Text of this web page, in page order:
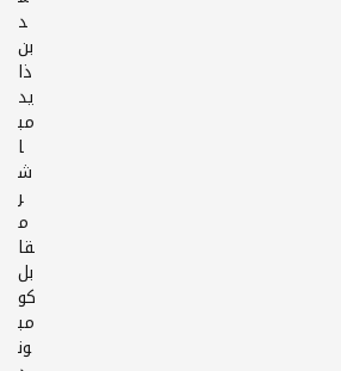
د
بن
ذا
يد
مب
ا
ش
ر
م
قا
بل
كو
مب
ون